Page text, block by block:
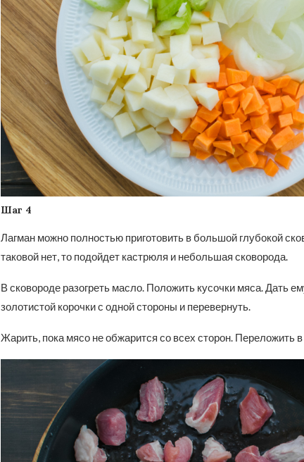
Шаг 4
Лагман можно полностью приготовить в большой глубокой
таковой нет, то подойдет кастрюля и небольшая сковорода.
В сковороде разогреть масло. Положить кусочки мяса. Дать
золотистой корочки с одной стороны и перевернуть.
Жарить, пока мясо не обжарится со всех сторон. Переложить в